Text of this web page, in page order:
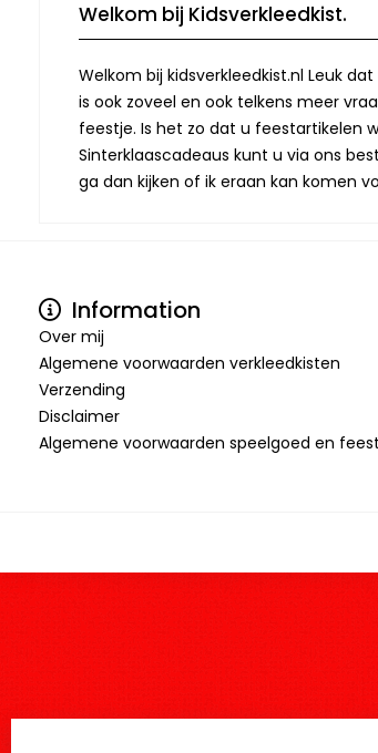
Welkom bij Kidsverkleedkist.
Welkom bij kidsverkleedkist.nl Leuk
is ook zoveel en ook telkens meer
feestje. Is het zo dat u feestartikelen
Sinterklaascadeaus kunt u via ons
ga dan kijken of ik eraan kan komen
Information
Over mij
Algemene voorwaarden verkleedkisten
Verzending
Disclaimer
Algemene voorwaarden speelgoed en